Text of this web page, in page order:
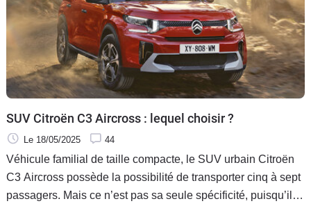
SUV Citroën C3 Aircross : lequel choisir ?
Le 18/05/2025 44
Véhicule familial de taille compacte, le SUV urbain Citroën
C3 Aircross possède la possibilité de transporter cinq à sept
passagers. Mais ce n’est pas sa seule spécificité, puisqu’il